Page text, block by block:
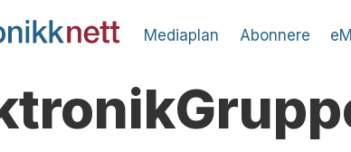
Mediaplan Abonnere